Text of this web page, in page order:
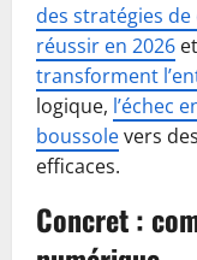
des stratégies
réussir en 2026 et
transforment
logique, l’échec
boussolevers
efficaces.
Concret :